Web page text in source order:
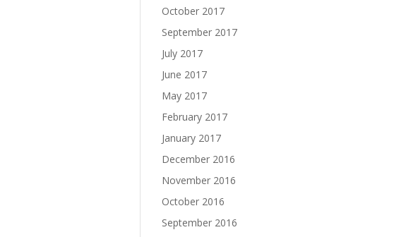
October 2017
September 2017
July 2017
June 2017
May 2017
February 2017
January 2017
December 2016
November 2016
October 2016
September 2016